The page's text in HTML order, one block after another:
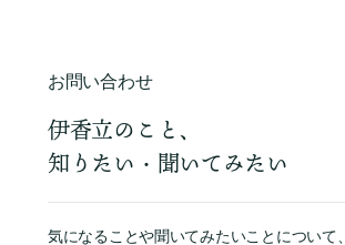
お問い合わせ
伊香立のこと、
知りたい・聞いてみたい
気になることや聞いてみたいことについて、